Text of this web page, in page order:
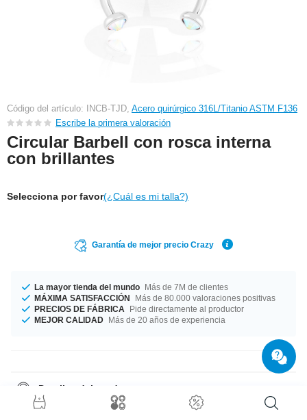
Código del artículo: INCB-TJD, Acero quirúrgico 316L/Titanio ASTM F136
Escribe la primera valoración
Circular Barbell con rosca interna
con brillantes
Selecciona por favor(¿Cuál es mi talla?)
Garantía de mejor precio Crazy
La mayor tienda del mundo Más de 7M de clientes
MÁXIMA SATISFACCIÓN
Más de 80.000 valoraciones positivas
PRECIOS DE FÁBRICA
Pide directamente al productor
MEJOR CALIDAD Más de 20 años de experiencia
Detalles del producto
Disponible en diámetros 1.2 mm y 1.6 mm, ¿cuál se ajusta mejor? Poco